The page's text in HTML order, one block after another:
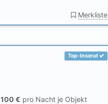
Merkliste
Top-Inserat
100 € pro Nacht je Objekt